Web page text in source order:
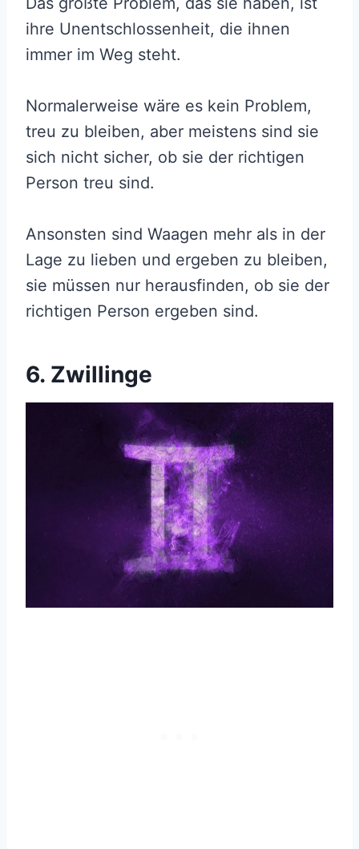
ihre Unentschlossenheit, die ihnen
immer im Weg steht.
Normalerweise wäre es kein Problem,
treu zu bleiben, aber meistens sind sie
sich nicht sicher, ob sie der richtigen
Person treu sind.
Ansonsten sind Waagen mehr als in der
Lage zu lieben und ergeben zu bleiben,
sie müssen nur herausfinden, ob sie der
richtigen Person ergeben sind.
6. Zwillinge